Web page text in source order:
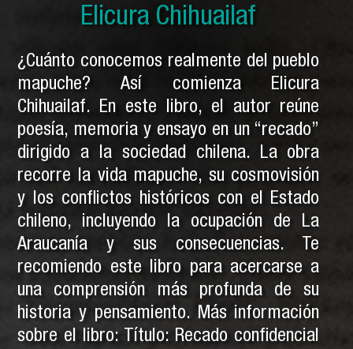
Elicura Chihuailaf
¿Cuánto conocemos realmente del pueblo
mapuche? Así comienza Elicura
Chihuailaf. En este libro, el autor reúne
poesía, memoria y ensayo en un “recado”
dirigido a la sociedad chilena. La obra
recorre la vida mapuche, su cosmovisión
y los conflictos históricos con el Estado
chileno, incluyendo la ocupación de La
Araucanía y sus consecuencias. Te
recomiendo este libro para acercarse a
una comprensión más profunda de su
historia y pensamiento. Más información
sobre el libro: Título: Recado confidencial
Pedro Cayuqueo